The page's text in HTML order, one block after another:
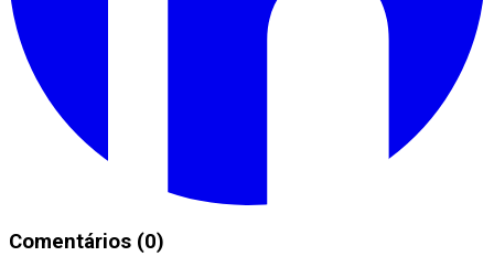
Comentários (0)